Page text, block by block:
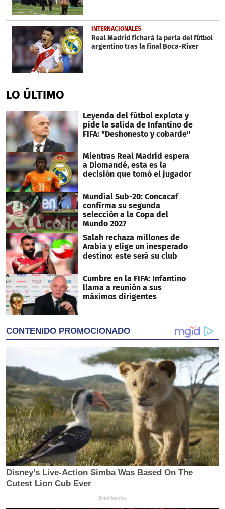
INTERNACIONALES
Real Madrid fichará la perla del fútbol
argentino tras la final Boca-River
LO ÚLTIMO
Leyenda del fútbol explota y
pide la salida de Infantino de
FIFA: "Deshonesto y cobarde"
Mientras Real Madrid espera
a Diomandé, esta es la
decisión que tomó el jugador
Mundial Sub-20: Concacaf
confirma su segunda
selección a la Copa del
Mundo 2027
Salah rechaza millones de
Arabia y elige un inesperado
destino: este será su club
Cumbre en la FIFA: Infantino
llama a reunión a sus
máximos dirigentes